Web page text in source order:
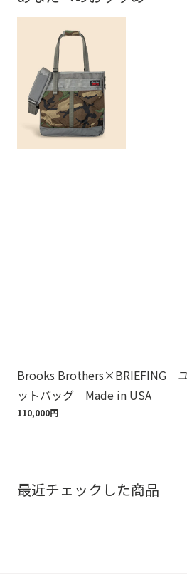
Brooks Brothers×BRIEFING
ットバッグ Made in USA
110,000円
最近チェックした商品